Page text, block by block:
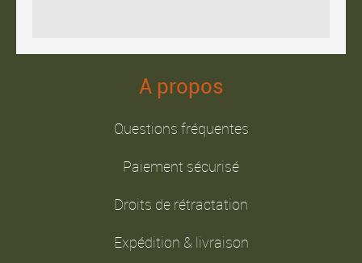
A propos
Questions fréquentes
Paiement sécurisé
Droits de rétractation
Expédition & livraison